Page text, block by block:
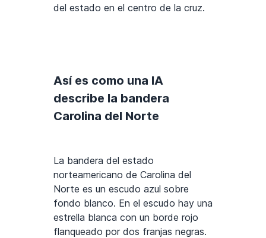
del estado en el centro de la cruz.
Así es como una IA
describe la bandera
Carolina del Norte
La bandera del estado
norteamericano de Carolina del
Norte es un escudo azul sobre
fondo blanco. En el escudo hay una
estrella blanca con un borde rojo
flanqueado por dos franjas negras.